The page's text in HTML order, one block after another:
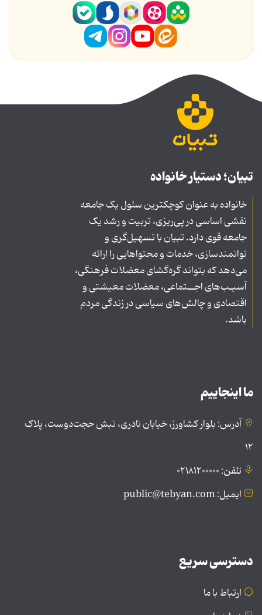
تبیان؛ دستیار خانواده
خانواده به عنوان کوچکترین سلول یک جامعه
نقشی اساسی در پی‌ریزی، تربیت و رشد یک
جامعه قوی دارد. تبیان با تسهیل‌گری و
توانمندسازی، خدمات و محتواهایی را ارائه
می‌دهد که بتواند گره‌گشای معضلات فرهنگی،
آسیـب‌های اجــتماعی، معضلات معیشتی و
اقتصادی و چالش‌های سیاسی در زندگی مردم
باشد.
ما اینجاییم
آدرس: بلوار کشاورز، خیابان نادری، نبش حجت‌دوست، پلاک
۱۲
تلفن: ۰۲۱۸۱۲۰۰۰۰۰
ایمیل: public@tebyan.com
دسترسی سریع
ارتباط با ما